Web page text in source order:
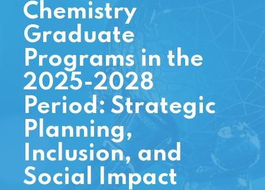
Chemistry
Graduate
Programs in the
2025-2028
Period: Strategic
Planning,
Inclusion, and
Social Impact